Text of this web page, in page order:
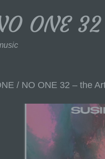
ONE
/ NO ONE 32 – the